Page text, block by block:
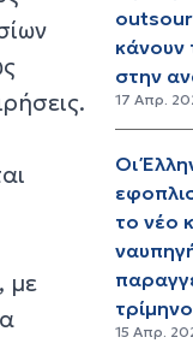
με
κάνουν
στην
17 Απρ.
Οι
το νέο
τρίμηνο
15 Απρ.